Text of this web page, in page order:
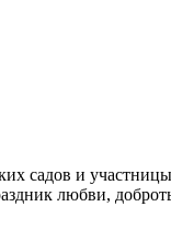
садов и
любви,